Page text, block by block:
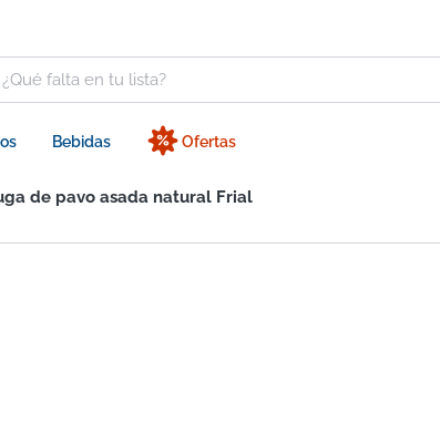
Bebidas Ofertas
de pavo asada natural Frial